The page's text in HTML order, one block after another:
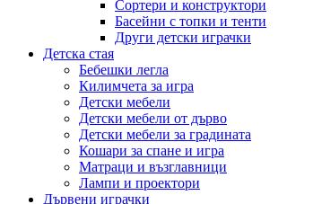
Сортери и конструктори
Басейни с топки и тенти
Други детски играчки
Детска стая
Бебешки легла
Килимчета за игра
Детски мебели
Детски мебели от дърво
Детски мебели за градината
Кошари за спане и игра
Матраци и възглавници
Лампи и проектори
Дървени играчки